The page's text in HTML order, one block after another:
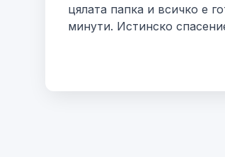
цялата папка и всичко е
минути. Истинско